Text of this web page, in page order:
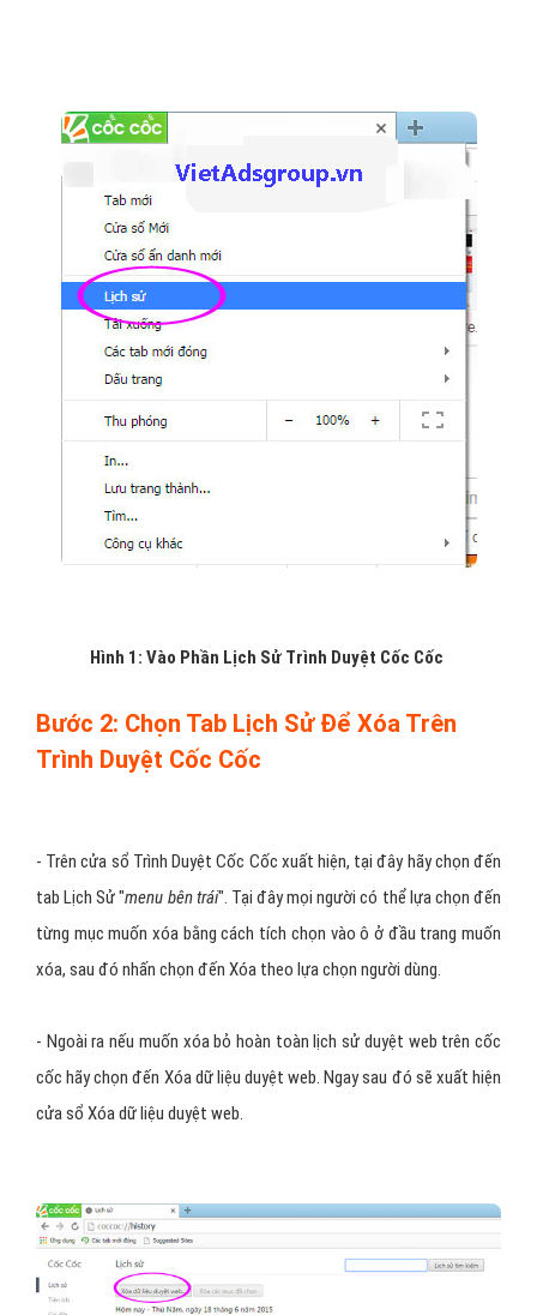
Hình 1: Vào Phần Lịch Sử Trình Duyệt Cốc Cốc
Bước 2: Chọn Tab Lịch Sử Để Xóa Trên
Trình Duyệt Cốc Cốc
- Trên cửa sổ Trình Duyệt Cốc Cốc xuất hiện, tại đây hãy chọn đến
tab Lịch Sử "menu bên trái". Tại đây mọi người có thể lựa chọn đến
từng mục muốn xóa bằng cách tích chọn vào ô ở đầu trang muốn
xóa, sau đó nhấn chọn đến Xóa theo lựa chọn người dùng.
- Ngoài ra nếu muốn xóa bỏ hoàn toàn lịch sử duyệt web trên cốc
cốc hãy chọn đến Xóa dữ liệu duyệt web. Ngay sau đó sẽ xuất hiện
cửa sổ Xóa dữ liệu duyệt web.